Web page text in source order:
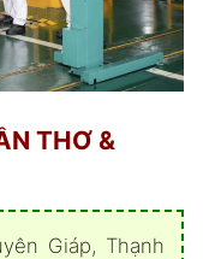
THƠ &
Giáp, Thạnh